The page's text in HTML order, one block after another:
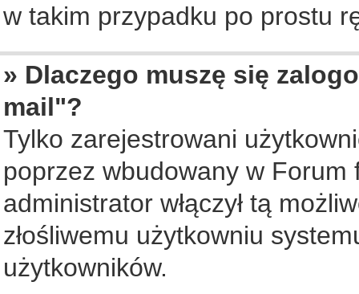
w takim przypadku po prostu
» Dlaczego muszę się
mail"?
Tylko zarejestrowani
poprzez wbudowany w Forum
administrator włączył tą
złośliwemu użytkowniu
użytkowników.